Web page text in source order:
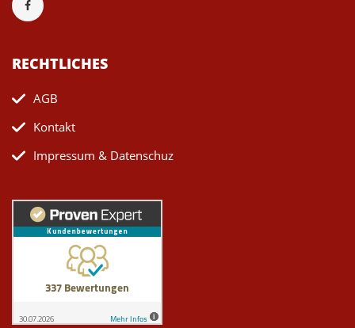
RECHTLICHES
AGB
Kontakt
Impressum & Datenschuz